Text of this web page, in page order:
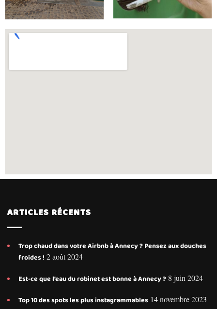
ARTICLES RÉCENTS
Trop chaud dans votre Airbnb à Annecy ? Pensez aux douches
froides ! 2 août 2024
Est-ce que l’eau du robinet est bonne à Annecy ? 8 juin 2024
Top 10 des spots les plus instagrammables 14 novembre 2023